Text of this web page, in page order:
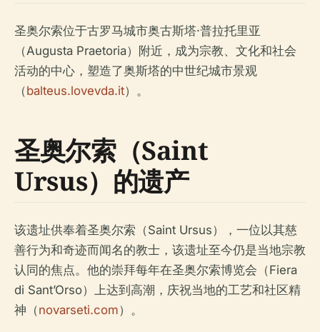
圣奥尔索位于古罗马城市奥古斯塔·普拉托里亚
（Augusta Praetoria）附近，成为宗教、文化和社会
活动的中心，塑造了奥斯塔的中世纪城市景观
（balteus.lovevda.it）。
圣奥尔索（Saint
Ursus）的遗产
该遗址供奉着圣奥尔索（Saint Ursus），一位以其慈
善行为和奇迹而闻名的教士，该遗址至今仍是当地宗教
认同的焦点。他的崇拜每年在圣奥尔索博览会（Fiera
di Sant’Orso）上达到高潮，庆祝当地的工艺和社区精
神（novarseti.com）。